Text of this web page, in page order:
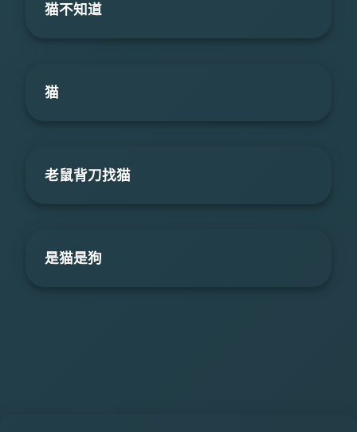
猫不知道
猫
老鼠背刀找猫
是猫是狗